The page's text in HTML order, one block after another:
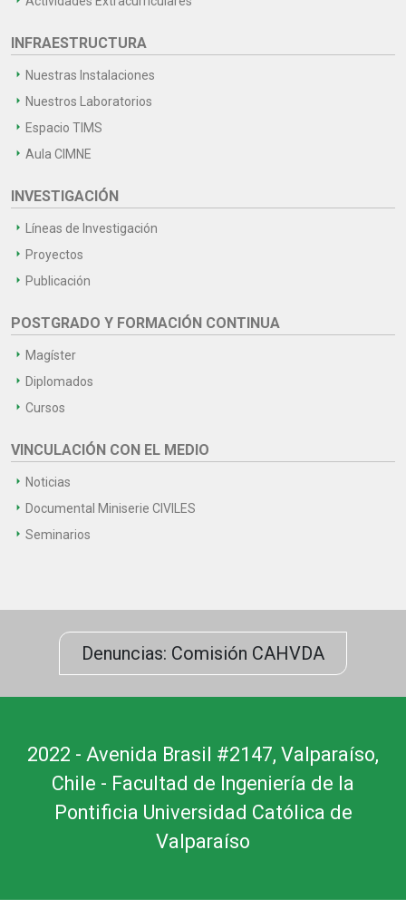
INFRAESTRUCTURA
Nuestras Instalaciones
Nuestros Laboratorios
Espacio TIMS
Aula CIMNE
INVESTIGACIÓN
Líneas de Investigación
Proyectos
Publicación
POSTGRADO Y FORMACIÓN CONTINUA
Magíster
Diplomados
Cursos
VINCULACIÓN CON EL MEDIO
Noticias
Documental Miniserie CIVILES
Seminarios
Denuncias: Comisión CAHVDA
2022 - Avenida Brasil #2147, Valparaíso,
Chile - Facultad de Ingeniería de la
Pontificia Universidad Católica de
Valparaíso